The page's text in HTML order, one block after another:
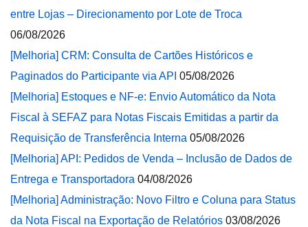
entre Lojas – Direcionamento por Lote de Troca
06/08/2026
[Melhoria] CRM: Consulta de Cartões Históricos e
Paginados do Participante via API 05/08/2026
[Melhoria] Estoques e NF-e: Envio Automático da Nota
Fiscal à SEFAZ para Notas Fiscais Emitidas a partir da
Requisição de Transferência Interna 05/08/2026
[Melhoria] API: Pedidos de Venda – Inclusão de Dados de
Entrega e Transportadora 04/08/2026
[Melhoria] Administração: Novo Filtro e Coluna para Status
da Nota Fiscal na Exportação de Relatórios 03/08/2026